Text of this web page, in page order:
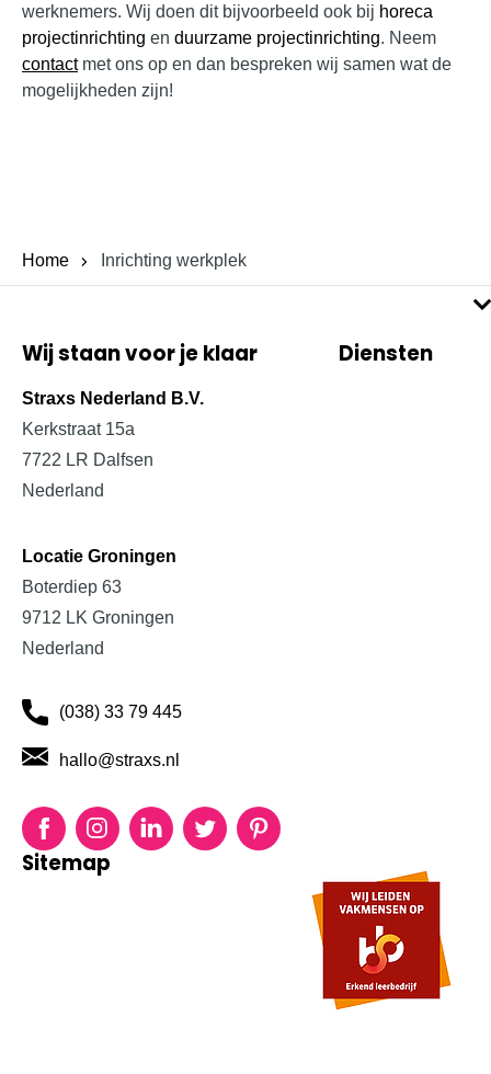
werknemers. Wij doen dit bijvoorbeeld ook bij horeca
projectinrichting en duurzame projectinrichting. Neem
contactmet ons op en dan bespreken wij samen wat de
mogelijkheden zijn!
Home Inrichting werkplek
Wij staan voor je klaar
Straxs Nederland B.V.
Kerkstraat 15a
7722 LR Dalfsen
Nederland
Locatie Groningen
Boterdiep 63
9712 LK Groningen
Nederland
(038) 33 79 445
hallo@straxs.nl
FacebookInstagramLinkedInTwitterPinterest
Diensten
Sitemap